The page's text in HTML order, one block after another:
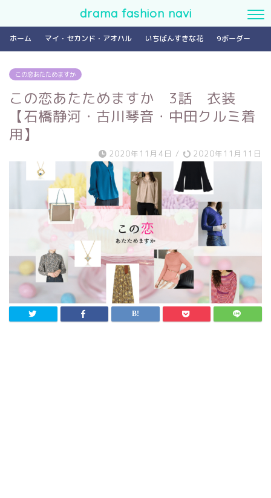
drama fashion navi
ホーム マイ・セカンド・アオハル いちばんすきな花 9ボーダー
この恋あたためますか
この恋あたためますか 3話 衣装
【石橋静河・古川琴音・中田クルミ着
用】
2020年11月4日 / 2020年11月11日